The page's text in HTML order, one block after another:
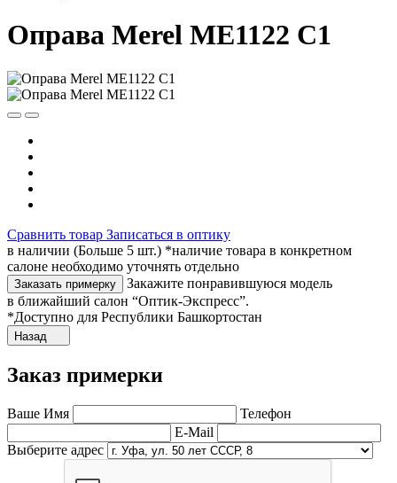
Оправа Merel ME1122 C1
Сравнить товар Записаться в оптику
в наличии (Больше 5 шт.) *наличие товара в конкретном
салоне необходимо уточнять отдельно
Заказать примерку
Закажите понравившуюся модель
в ближайший салон “Оптик-Экспресс”.
*Доступно для Республики Башкортостан
Назад
Заказ примерки
Ваше Имя
Телефон
E-Mail
Выберите адрес